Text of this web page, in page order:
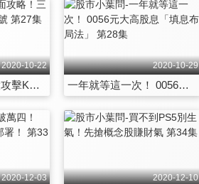
2020-10-22
技術面攻略！三大攻擊K線亮進場訊號 第27集
2020-10-29
一年就等這一次！ 0056元大高股息「填息布局法」 第28集
2020-12-03 2020-12-10